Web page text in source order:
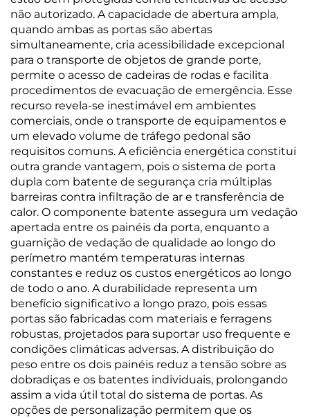
não autorizado. A capacidade de abertura ampla,
quando ambas as portas são abertas
simultaneamente, cria acessibilidade excepcional
para o transporte de objetos de grande porte,
permite o acesso de cadeiras de rodas e facilita
procedimentos de evacuação de emergência. Esse
recurso revela-se inestimável em ambientes
comerciais, onde o transporte de equipamentos e
um elevado volume de tráfego pedonal são
requisitos comuns. A eficiência energética constitui
outra grande vantagem, pois o sistema de porta
dupla com batente de segurança cria múltiplas
barreiras contra infiltração de ar e transferência de
calor. O componente batente assegura um vedação
apertada entre os painéis da porta, enquanto a
guarnição de vedação de qualidade ao longo do
perímetro mantém temperaturas internas
constantes e reduz os custos energéticos ao longo
de todo o ano. A durabilidade representa um
benefício significativo a longo prazo, pois essas
portas são fabricadas com materiais e ferragens
robustas, projetados para suportar uso frequente e
condições climáticas adversas. A distribuição do
peso entre os dois painéis reduz a tensão sobre as
dobradiças e os batentes individuais, prolongando
assim a vida útil total do sistema de portas. As
opções de personalização permitem que os